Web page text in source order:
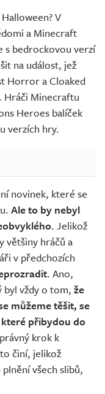
V
a Minecraft
s bedrockovou verzí
na událost, jež
Horror a Cloaked
Hráči Minecraftu
Heroes balíček
verzích hry.
novinek, které se
Ale to by nebyl
. Jelikož
většiny hráčů a
v předchozích
. Ano,
byl vždy o tom,že
můžeme těšit, se
přibydou do
krok k
činí, jelikož
všech slibů,